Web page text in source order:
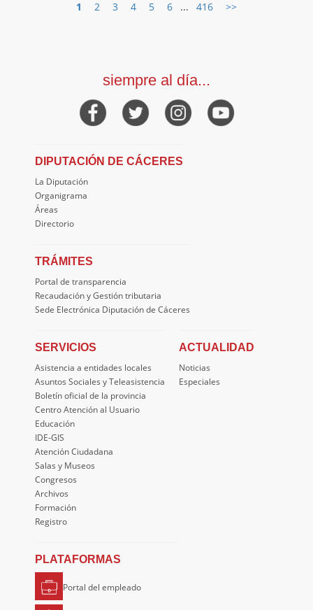
1 2 3 4 5 6 ... 416 >>
siempre al día...
DIPUTACIÓN DE CÁCERES
La Diputación
Organigrama
Áreas
Directorio
TRÁMITES
Portal de transparencia
Recaudación y Gestión tributaria
Sede Electrónica Diputación de Cáceres
SERVICIOS
Asistencia a entidades locales
Asuntos Sociales y Teleasistencia
Boletín oficial de la provincia
Centro Atención al Usuario
Educación
IDE-GIS
Atención Ciudadana
Salas y Museos
Congresos
Archivos
Formación
Registro
ACTUALIDAD
Noticias
Especiales
PLATAFORMAS
Portal del empleado